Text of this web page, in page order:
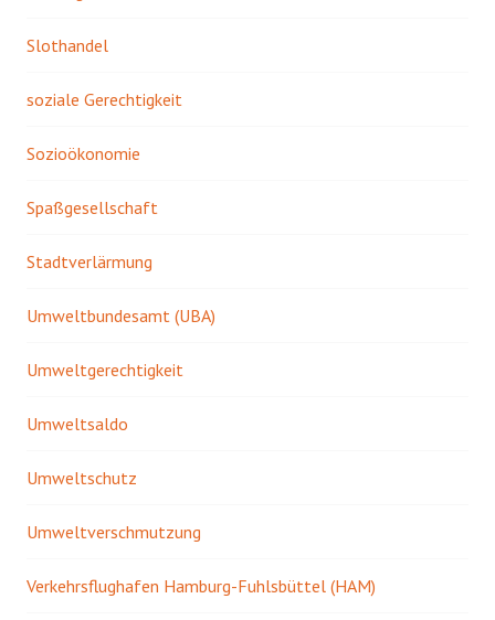
Slothandel
soziale Gerechtigkeit
Sozioökonomie
Spaßgesellschaft
Stadtverlärmung
Umweltbundesamt (UBA)
Umweltgerechtigkeit
Umweltsaldo
Umweltschutz
Umweltverschmutzung
Verkehrsflughafen Hamburg-Fuhlsbüttel (HAM)